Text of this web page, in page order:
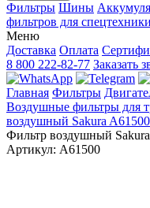
Фильтры Шины
фильтров для спецтехники
Меню
Доставка Оплата
8 800 222-82-77 Заказать
Главная Фильтры
Воздушные фильтры для
воздушный Sakura A61500
Фильтр воздушный
Артикул: A61500